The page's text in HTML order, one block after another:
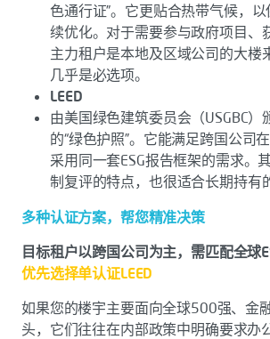
色通行证”。它更贴合热带气候，
续优化。对于需要参与政府项目、
主力租户是本地及区域公司的大楼
几乎是必选项。
LEED
由美国绿色建筑委员会（USGBC）
的“绿色护照”。它能满足跨国公司
采用同一套ESG报告框架的需求。
制复评的特点，也很适合长期持有
多种认证方案，帮您精准决策
目标租户以跨国公司为主，需匹配全球
优先选择单认证LEED
如果您的楼宇主要面向全球500强、金
头，它们往往在内部政策中明确要求办